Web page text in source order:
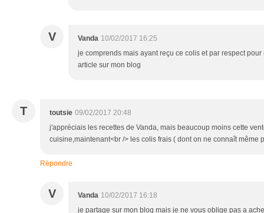
V Vanda 10/02/2017 16:25
je comprends mais ayant reçu ce colis et par respect
article sur mon blog
T toutsie 09/02/2017 20:48
j'appréciais les recettes de Vanda, mais beaucoup moins cette
cuisine,maintenant<br /> les colis frais ( dont on ne connaît même
Répondre
V Vanda 10/02/2017 16:18
je partage sur mon blog mais je ne vous oblige pas a